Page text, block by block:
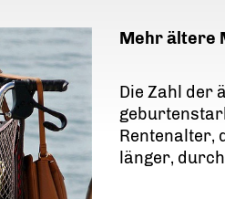
Mehr ältere
Die Zahl der
Rentenalter,
länger,